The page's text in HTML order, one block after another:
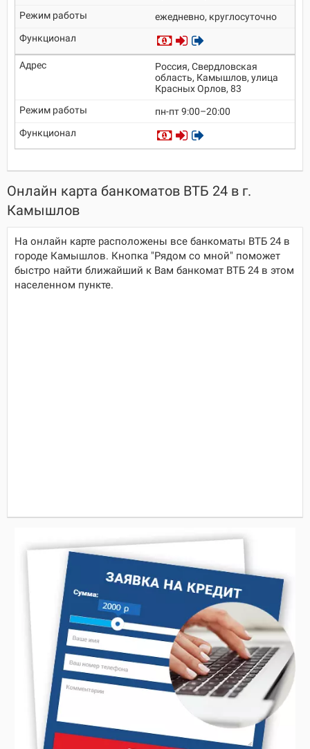
ежедневно, круглосуточно
Россия, Свердловская
область, Камышлов, улица
Красных Орлов, 83
пн-пт 9:00–20:00
Онлайн карта банкоматов ВТБ 24 в г.
Камышлов
На онлайн карте расположены все банкоматы ВТБ 24 в
городе Камышлов. Кнопка "Рядом со мной" поможет
быстро найти ближайший к Вам банкомат ВТБ 24 в этом
населенном пункте.